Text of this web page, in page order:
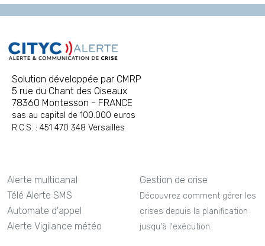
Solution développée par CMRP
5 rue du Chant des Oiseaux
78360 Montesson - FRANCE
sas au capital de 100.000 euros
R.C.S. : 451 470 348 Versailles
Alerte multicanal
Télé Alerte SMS
Automate d'appel
Alerte Vigilance météo
Gestion de crise
Découvrez comment gérer les
crises depuis la planification
jusqu'à l'exécution.